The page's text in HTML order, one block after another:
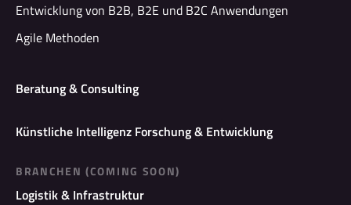
Entwicklung von B2B, B2E und B2C Anwendungen
Agile Methoden
Beratung & Consulting
Künstliche Intelligenz Forschung & Entwicklung
BRANCHEN (COMING SOON)
Logistik & Infrastruktur